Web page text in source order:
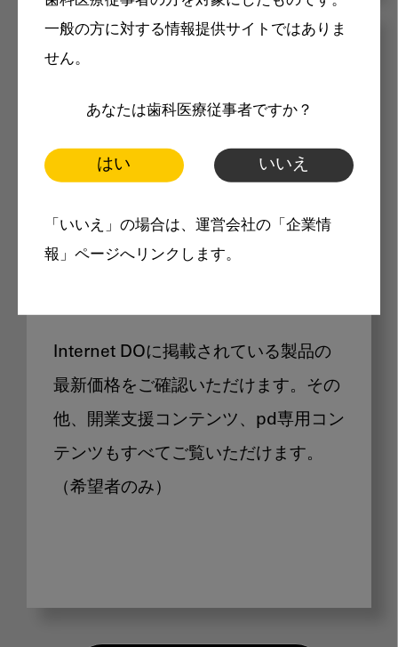
一般の方に対する情報提供サイトではありま
せん。
あなたは歯科医療従事者ですか？
はい いいえ
「いいえ」の場合は、運営会社の「企業情
報」ページへリンクします。
Internet DOに掲載されている
製品価格も閲覧可能
Internet DOに掲載されている製品の
最新価格をご確認いただけます。その
他、開業支援コンテンツ、pd専用コン
テンツもすべてご覧いただけます。
（希望者のみ）